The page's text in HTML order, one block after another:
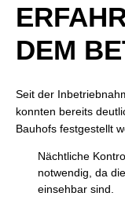
DEM
Seit der
konnten bereits
Bauhofs festgestellt
Nächtliche
notwendig, da
einsehbar sind.